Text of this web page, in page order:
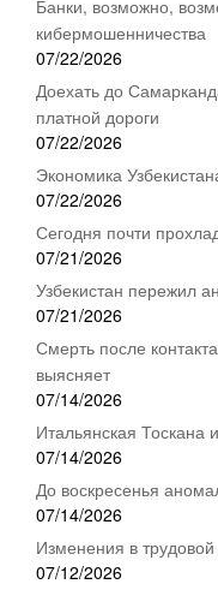
Банки, возможно,
кибермошенничества
07/22/2026
Доехать до
платной дороги
07/22/2026
Экономика
07/22/2026
Сегодня почти
07/21/2026
Узбекистан пережил
07/21/2026
Смерть после
выясняет
07/14/2026
Итальянская Тоскана
07/14/2026
До воскресенья
07/14/2026
Изменения в
07/12/2026